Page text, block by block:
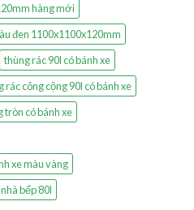
hàng mới
đen 1100x1100x120mm
thùng rác 90l có bánh xe
rác công cộng 90l có bánh xe
tròn có bánh xe
xe màu vàng
bếp 80l